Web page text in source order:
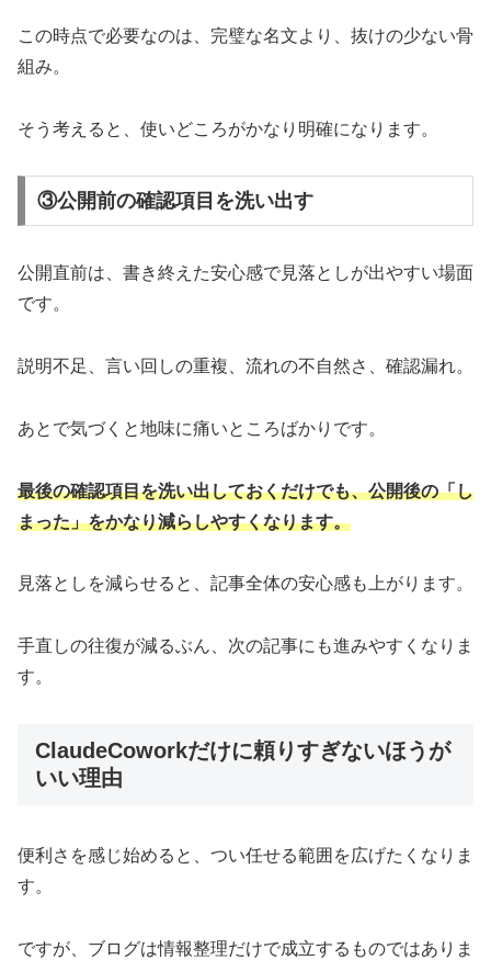
この時点で必要なのは、完璧な名文より、抜けの少ない骨
組み。
そう考えると、使いどころがかなり明確になります。
③公開前の確認項目を洗い出す
公開直前は、書き終えた安心感で見落としが出やすい場面
です。
説明不足、言い回しの重複、流れの不自然さ、確認漏れ。
あとで気づくと地味に痛いところばかりです。
最後の確認項目を洗い出しておくだけでも、公開後の「し
まった」をかなり減らしやすくなります。
見落としを減らせると、記事全体の安心感も上がります。
手直しの往復が減るぶん、次の記事にも進みやすくなりま
す。
ClaudeCoworkだけに頼りすぎないほうが
いい理由
便利さを感じ始めると、つい任せる範囲を広げたくなりま
す。
ですが、ブログは情報整理だけで成立するものではありま